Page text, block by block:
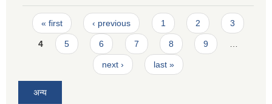
Pages
« first ‹ previous 1 2 3
4 5 6 7 8 9
next › last »
अन्य